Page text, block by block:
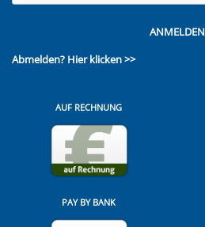
ANMELDEN
Abmelden? Hier klicken >>
AUF RECHNUNG
PAY BY BANK